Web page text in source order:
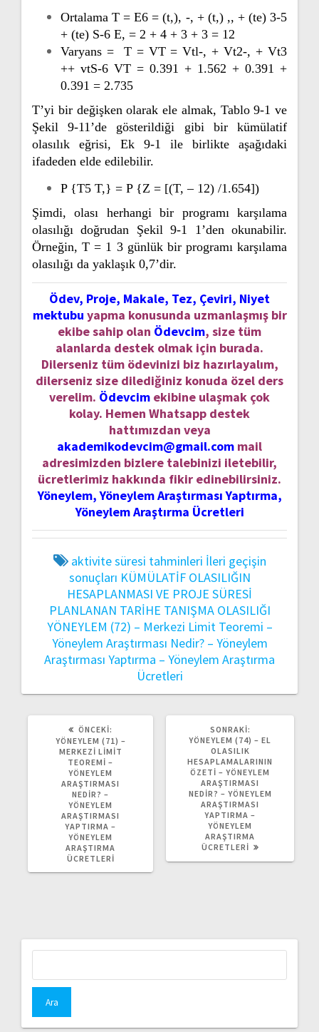
Ortalama T = E6 = (t,), -, + (t,) ,, + (te) 3-5
+ (te) S-6 E, = 2 + 4 + 3 + 3 = 12
Varyans = T = VT = Vtl-, + Vt2-, + Vt3
++ vtS-6 VT = 0.391 + 1.562 + 0.391 +
0.391 = 2.735
T’yi bir değişken olarak ele almak, Tablo 9-1 ve
Şekil 9-11’de gösterildiği gibi bir kümülatif
olasılık eğrisi, Ek 9-1 ile birlikte aşağıdaki
ifadeden elde edilebilir.
P {T5 T,} = P {Z = [(T, – 12) /1.654])
Şimdi, olası herhangi bir programı karşılama
olasılığı doğrudan Şekil 9-1 1’den okunabilir.
Örneğin, T = 1 3 günlük bir programı karşılama
olasılığı da yaklaşık 0,7’dir.
Ödev, Proje, Makale, Tez, Çeviri, Niyet
mektubu yapma konusunda uzmanlaşmış bir
ekibe sahip olan Ödevcim, size tüm
alanlarda destek olmak için burada.
Dilerseniz tüm ödevinizi biz hazırlayalım,
dilerseniz size dilediğiniz konuda özel ders
verelim. Ödevcim ekibine ulaşmak çok
kolay. Hemen Whatsapp destek
hattımızdan veya
akademikodevcim@gmail.com mail
adresimizden bizlere talebinizi iletebilir,
ücretlerimiz hakkında fikir edinebilirsiniz.
Yöneylem, Yöneylem Araştırması Yaptırma,
Yöneylem Araştırma Ücretleri
aktivite süresi tahminleri İleri geçişin
sonuçları KÜMÜLATİF OLASILIĞIN
HESAPLANMASI VE PROJE SÜRESİ
PLANLANAN TARİHE TANIŞMA OLASILIĞI
YÖNEYLEM (72) – Merkezi Limit Teoremi –
Yöneylem Araştırması Nedir? – Yöneylem
Araştırması Yaptırma – Yöneylem Araştırma
Ücretleri
ÖNCEKI:
YAZI:
YÖNEYLEM (71) –
MERKEZI LIMIT
TEOREMI –
YÖNEYLEM
ARAŞTIRMASI
NEDIR? –
YÖNEYLEM
ARAŞTIRMASI
YAPTIRMA –
YÖNEYLEM
ARAŞTIRMA
ÜCRETLERI
SONRAKI:
YAZI:
YÖNEYLEM (74) – EL
OLASILIK
HESAPLAMALARININ
ÖZETİ – YÖNEYLEM
ARAŞTIRMASI
NEDIR? – YÖNEYLEM
ARAŞTIRMASI
YAPTIRMA –
YÖNEYLEM
ARAŞTIRMA
ÜCRETLERI